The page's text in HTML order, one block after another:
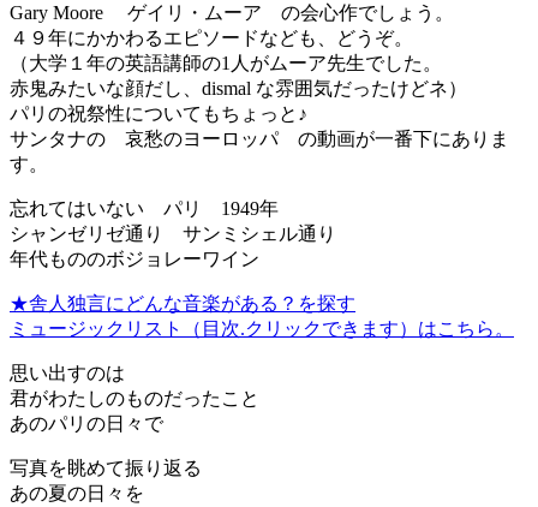
Gary Moore ゲイリ・ムーア の会心作でしょう。
４９年にかかわるエピソードなども、どうぞ。
（大学１年の英語講師の1人がムーア先生でした。
赤鬼みたいな顔だし、dismal な雰囲気だったけどネ）
パリの祝祭性についてもちょっと♪
サンタナの 哀愁のヨーロッパ の動画が一番下にありま
す。
忘れてはいない パリ 1949年
シャンゼリゼ通り サンミシェル通り
年代もののボジョレーワイン
★舎人独言にどんな音楽がある？を探す
ミュージックリスト（目次.クリックできます）はこちら。
思い出すのは
君がわたしのものだったこと
あのパリの日々で
写真を眺めて振り返る
あの夏の日々を